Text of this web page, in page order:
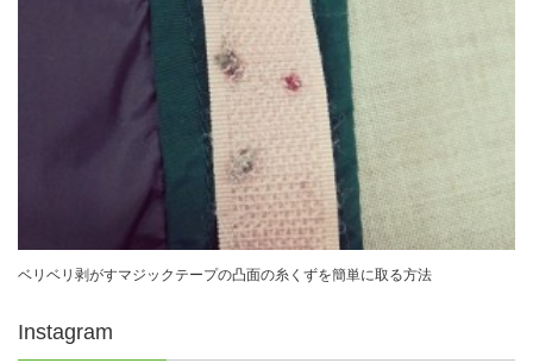
ベリベリ剥がすマジックテープの凸面の糸くずを簡単に取る方法
Instagram